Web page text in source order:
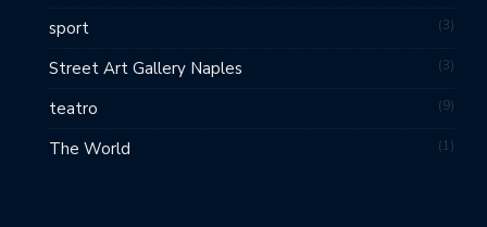
sport 3
Street Art Gallery Naples 3
teatro 9
The World 1